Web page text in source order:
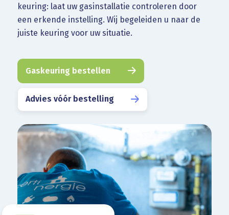
keuring: laat uw gasinstallatie controleren door
een erkende instelling. Wij begeleiden u naar de
juiste keuring voor uw situatie.
Gaskeuring bestellen
Advies vóór bestelling